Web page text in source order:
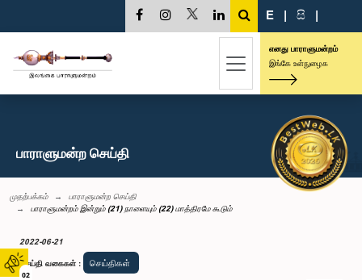
02
E | සි |
எனது பாராளுமன்றம்
இங்கே உள்நுழைக
பாராளுமன்ற செய்தி
முதற்பக்கம்
பாராளுமன்ற செய்தி
பாராளுமன்றம் இன்றும் (21) நாளையும் (22) மாத்திரமே கூடும்
2022-06-21
செய்தி வகைகள் : செய்திகள்